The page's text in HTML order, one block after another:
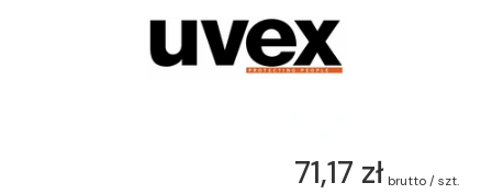
71,17 zł brutto / szt.